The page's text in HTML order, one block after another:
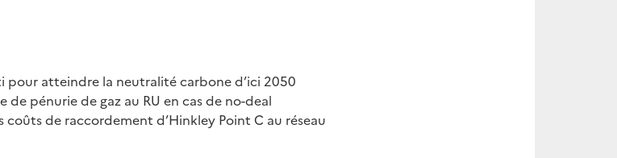
pour atteindre la neutralité carbone d’ici 2050
pénurie de gaz au RU en cas de no-deal
coûts de raccordement d’Hinkley Point C au réseau